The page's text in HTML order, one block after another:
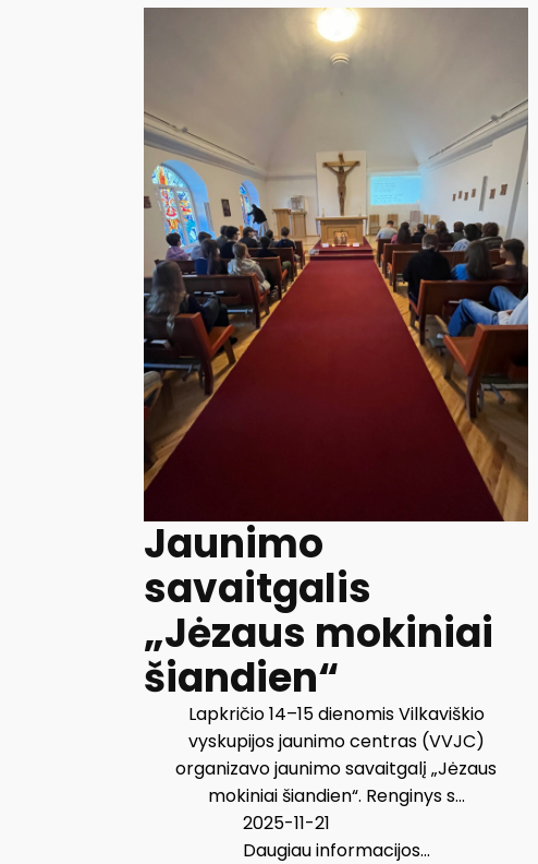
Jaunimo
savaitgalis
„Jėzaus mokiniai
šiandien“
Lapkričio 14–15 dienomis Vilkaviškio
vyskupijos jaunimo centras (VVJC)
organizavo jaunimo savaitgalį „Jėzaus
mokiniai šiandien“. Renginys s...
2025-11-21
Daugiau informacijos...